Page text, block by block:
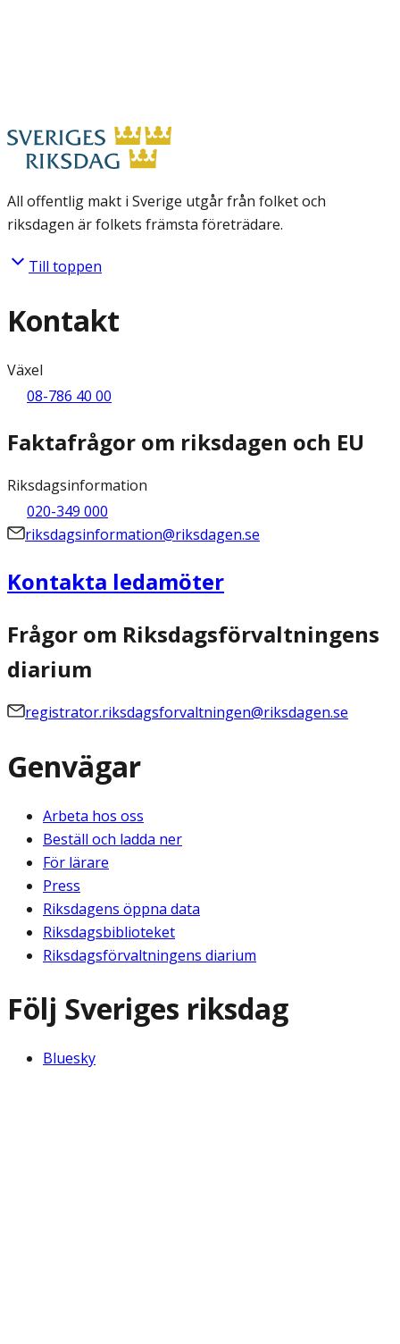
All offentlig makt i Sverige utgår från folket och
riksdagen är folkets främsta företrädare.
Till toppen
Kontakt
Växel
08-786 40 00
Faktafrågor om riksdagen och EU
Riksdagsinformation
020-349 000
riksdagsinformation@riksdagen.se
Kontakta ledamöter
Frågor om Riksdagsförvaltningens
diarium
registrator.riksdagsforvaltningen@riksdagen.se
Genvägar
Arbeta hos oss
Beställ och ladda ner
För lärare
Press
Riksdagens öppna data
Riksdagsbiblioteket
Riksdagsförvaltningens diarium
Följ Sveriges riksdag
Bluesky